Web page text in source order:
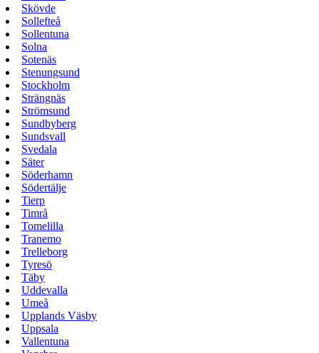
Skövde
Sollefteå
Sollentuna
Solna
Sotenäs
Stenungsund
Stockholm
Strängnäs
Strömsund
Sundbyberg
Sundsvall
Svedala
Säter
Söderhamn
Södertälje
Tierp
Timrå
Tomelilla
Tranemo
Trelleborg
Tyresö
Täby
Uddevalla
Umeå
Upplands Väsby
Uppsala
Vallentuna